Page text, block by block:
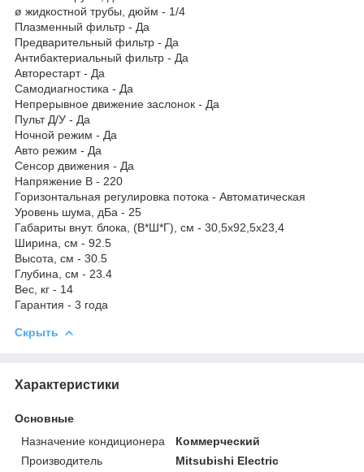
ø жидкостной трубы, дюйм - 1/4
Плазменный фильтр - Да
Предварительный фильтр - Да
Антибактериальный фильтр - Да
Авторестарт - Да
Самодиагностика - Да
Непрерывное движение заслонок - Да
Пульт Д/У - Да
Ночной режим - Да
Авто режим - Да
Сенсор движения - Да
Напряжение В - 220
Горизонтальная регулировка потока - Автоматическая
Уровень шума, дБа - 25
Габариты внут. блока, (В*Ш*Г), см - 30,5x92,5x23,4
Ширина, см - 92.5
Высота, см - 30.5
Глубина, см - 23.4
Вес, кг - 14
Гарантия - 3 года
Скрыть
Характеристики
Основные
Назначение кондиционера
Коммерческий
Производитель
Mitsubishi Electric